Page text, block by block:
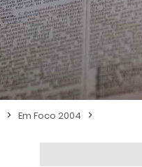
> Em Foco 2004 >